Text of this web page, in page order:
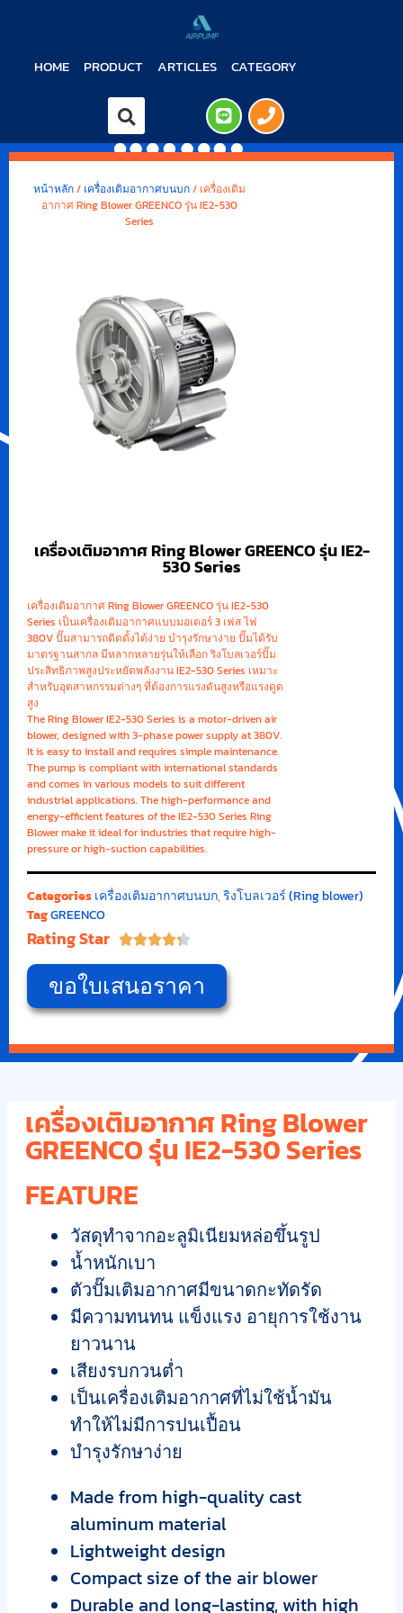
HOME PRODUCT ARTICLES CATEGORY
หน้าหลัก/ เครื่องเติมอากาศบนบก/ เครื่องเติม
อากาศ Ring Blower GREENCO รุ่น IE2-530
Series
เครื่องเติมอากาศ Ring Blower GREENCO รุ่น IE2-
530 Series
เครื่องเติมอากาศ Ring Blower GREENCO รุ่น IE2-530
Series เป็นเครื่องเติมอากาศแบบมอเตอร์ 3 เฟส ไฟ
380V ปั๊มสามารถติดตั้งได้ง่าย บำรุงรักษาง่าย ปั๊มได้รับ
มาตรฐานสากล มีหลากหลายรุ่นให้เลือก ริงโบลเวอร์ปั๊ม
ประสิทธิภาพสูงประหยัดพลังงาน IE2-530 Series เหมาะ
สำหรับอุตสาหกรรมต่างๆ ที่ต้องการแรงดันสูงหรือแรงดูด
สูง
The Ring Blower IE2-530 Series is a motor-driven air
blower, designed with 3-phase power supply at 380V.
It is easy to install and requires simple maintenance.
The pump is compliant with international standards
and comes in various models to suit different
industrial applications. The high-performance and
energy-efficient features of the IE2-530 Series Ring
Blower make it ideal for industries that require high-
pressure or high-suction capabilities.
Categoriesเครื่องเติมอากาศบนบก,ริงโบลเวอร์ (Ring blower)
TagGREENCO
Rating Star 
ขอใบเสนอราคา
เครื่องเติมอากาศ Ring Blower
GREENCO รุ่น IE2-530 Series
FEATURE
วัสดุทำจากอะลูมิเนียมหล่อขึ้นรูป
น้ำหนักเบา
ตัวปั๊มเติมอากาศมีขนาดกะทัดรัด
มีความทนทน แข็งแรง อายุการใช้งาน
ยาวนาน
เสียงรบกวนต่ำ
เป็นเครื่องเติมอากาศที่ไม่ใช้น้ำมัน
ทำให้ไม่มีการปนเปื้อน
บำรุงรักษาง่าย
Made from high-quality cast
aluminum material
Lightweight design
Compact size of the air blower
Durable and long-lasting, with high